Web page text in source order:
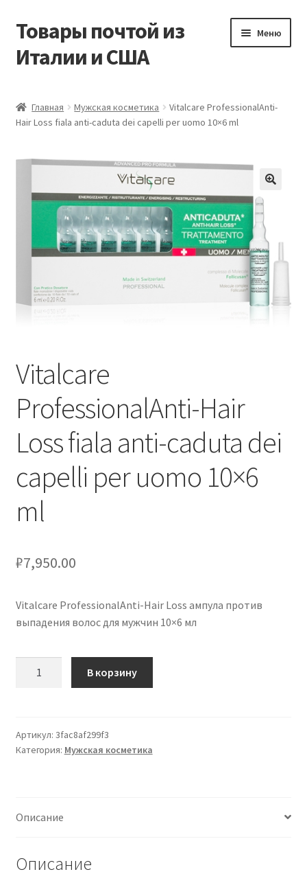
Перейти
навигации
Перейти
содержимому
Товары почтой из
Италии и США
Меню
Контакты
Корзина
Мой аккаунт
Оформление заказа
Главная Мужская косметика
Vitalcare ProfessionalAnti-
Hair Loss fiala anti-caduta dei capelli per uomo 10×6 ml
Vitalcare
ProfessionalAnti-Hair
Loss fiala anti-caduta dei
capelli per uomo 10×6
ml
₽7,950.00
Vitalcare ProfessionalAnti-Hair Loss ампула против
выпадения волос для мужчин 10×6 мл
Hair
Loss
dei
uomo
В корзину
Артикул: 3fac8af299f3
Категория: Мужская косметика
Описание
Описание